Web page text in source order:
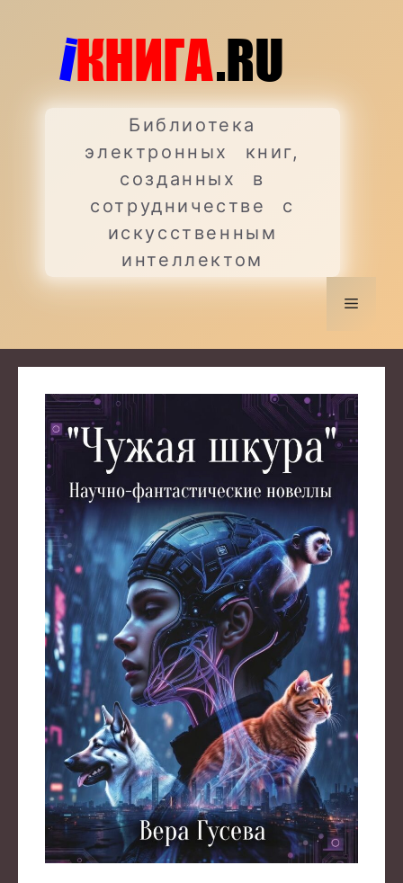
содержимому
Библиотека
электронных книг,
созданных в
сотрудничестве с
искусственным
интеллектом
Меню